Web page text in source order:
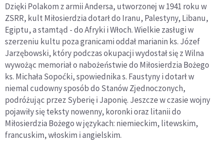
Dzięki Polakom z armii Andersa, utworzonej w 1941 roku w
ZSRR, kult Miłosierdzia dotarł do Iranu, Palestyny, Libanu,
Egiptu, a stamtąd - do Afryki i Włoch. Wielkie zasługi w
szerzeniu kultu poza granicami oddał marianin ks. Józef
Jarzębowski, który podczas okupacji wydostał się z Wilna
wywożąc memoriał o nabożeństwie do Miłosierdzia Bożego
ks. Michała Sopoćki, spowiednika s. Faustyny i dotarł w
niemal cudowny sposób do Stanów Zjednoczonych,
podróżując przez Syberię i Japonię. Jeszcze w czasie wojny
pojawiły się teksty nowenny, koronki oraz litanii do
Miłosierdzia Bożego w językach: niemieckim, litewskim,
francuskim, włoskim i angielskim.